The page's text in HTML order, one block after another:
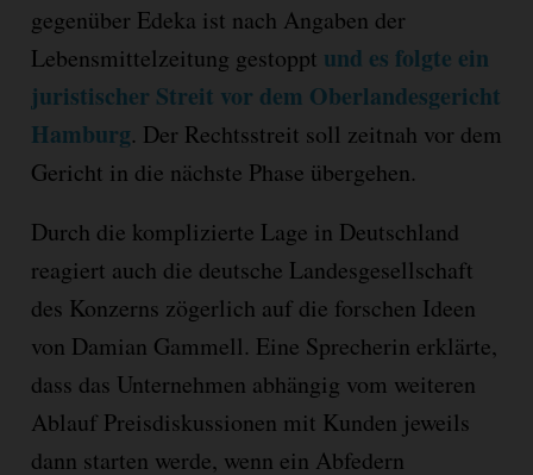
gegenüber Edeka ist nach Angaben der
Lebensmittelzeitung gestoppt und es folgte ein
juristischer Streit vor dem Oberlandesgericht
Hamburg. Der Rechtsstreit soll zeitnah vor dem
Gericht in die nächste Phase übergehen.
Durch die komplizierte Lage in Deutschland
reagiert auch die deutsche Landesgesellschaft
des Konzerns zögerlich auf die forschen Ideen
von Damian Gammell. Eine Sprecherin erklärte,
dass das Unternehmen abhängig vom weiteren
Ablauf Preisdiskussionen mit Kunden jeweils
dann starten werde, wenn ein Abfedern